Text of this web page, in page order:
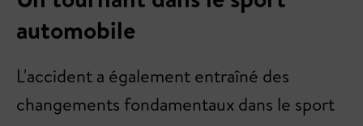
automobile
L'accident a également entraîné des
changements fondamentaux dans le sport